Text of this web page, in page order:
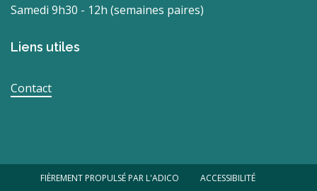
Samedi 9h30 - 12h (semaines paires)
Liens utiles
Contact
FIÈREMENT PROPULSÉ PAR L'ADICO
ACCESSIBILITÉ